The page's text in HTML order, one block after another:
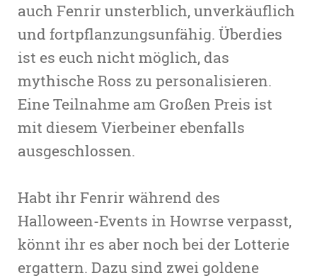
auch Fenrir unsterblich, unverkäuflich
und fortpflanzungsunfähig. Überdies
ist es euch nicht möglich, das
mythische Ross zu personalisieren.
Eine Teilnahme am Großen Preis ist
mit diesem Vierbeiner ebenfalls
ausgeschlossen.
Habt ihr Fenrir während des
Halloween-Events in Howrse verpasst,
könnt ihr es aber noch bei der Lotterie
ergattern. Dazu sind zwei goldene